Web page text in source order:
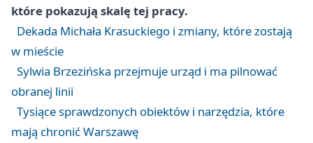
które pokazują skalę tej pracy.
Dekada Michała Krasuckiego i zmiany, które zostają
w mieście
Sylwia Brzezińska przejmuje urząd i ma pilnować
obranej linii
Tysiące sprawdzonych obiektów i narzędzia, które
mają chronić Warszawę